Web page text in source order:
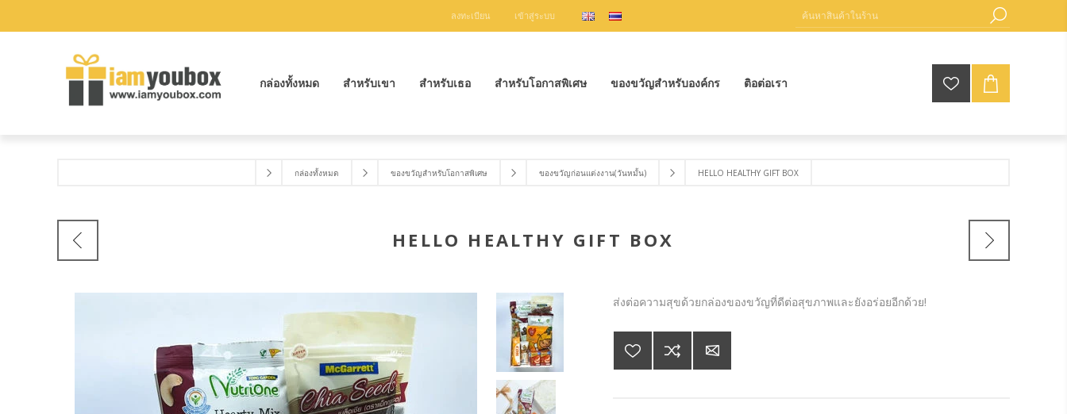
ลงทะเบียน เข้าสู่ระบบ
กล่องทั้งหมด สำหรับเขา สำหรับเธอ สำหรับโอกาสพิเศษ ของขวัญสำหรับองค์กร ติอต่อเรา
กล่องทั้งหมด ของขวัญสำหรับโอกาสพิเศษ ของขวัญก่อนแต่งงาน(วันหมั้น) HELLO HEALTHY GIFT BOX
HELLO HEALTHY GIFT BOX
ส่งต่อความสุขด้วยกล่องของขวัญที่ดีต่อสุขภาพและยังอร่อยอีกด้วย!